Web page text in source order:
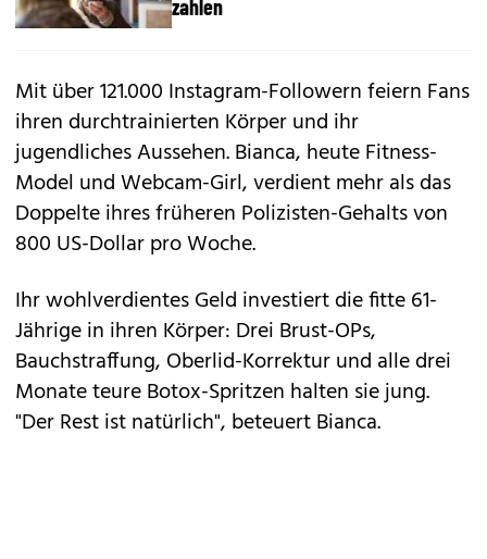
zahlen
Mit über 121.000 Instagram-Followern feiern Fans
ihren durchtrainierten Körper und ihr
jugendliches Aussehen. Bianca, heute Fitness-
Model und Webcam-Girl, verdient mehr als das
Doppelte ihres früheren Polizisten-Gehalts von
800 US-Dollar pro Woche.
Ihr wohlverdientes Geld investiert die fitte 61-
Jährige in ihren Körper: Drei Brust-OPs,
Bauchstraffung, Oberlid-Korrektur und alle drei
Monate teure Botox-Spritzen halten sie jung.
"Der Rest ist natürlich", beteuert Bianca.